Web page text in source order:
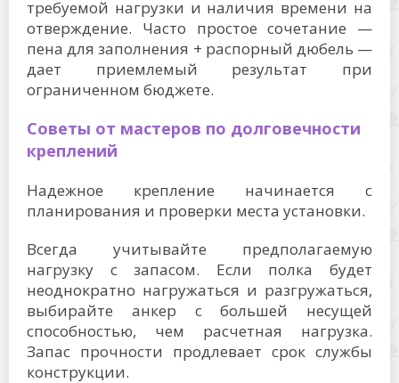
требуемой нагрузки и наличия времени на
отверждение. Часто простое сочетание —
пена для заполнения + распорный дюбель —
дает приемлемый результат при
ограниченном бюджете.
Советы от мастеров по долговечности
креплений
Надежное крепление начинается с
планирования и проверки места установки.
Всегда учитывайте предполагаемую
нагрузку с запасом. Если полка будет
неоднократно нагружаться и разгружаться,
выбирайте анкер с большей несущей
способностью, чем расчетная нагрузка.
Запас прочности продлевает срок службы
конструкции.